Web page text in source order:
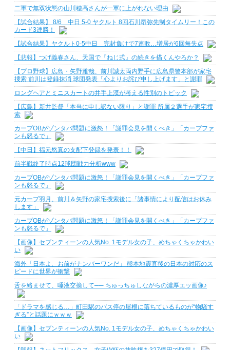
二軍で無双状態の山川穂高さんが一軍に上がれない理由
【試合結果】 8/6 中日 5-0 ヤクルト 8回石川昂弥先制タイムリー！この
カード3連勝！
【試合結果】ヤクルト0-5中日 完封負けで7連敗…増居が6回無失点
【悲報】つげ義春さん、天国で『ねじ式』の続きを描くんやろか？
【プロ野球】広島・矢野雅哉、前川誠太両内野手に広島県警本部が家宅
捜索 前川は登録抹消 球団発表「心よりお詫び申し上げます」と謝罪
ロングヘアとミニスカートの井手上漠が考える性別のトピック
【広島】新井監督「本当に申し訳ない限り」と謝罪 所属２選手が家宅捜
索
カープOBがゾンタバ問題に激怒！「謝罪会見を開くべき」「カープファ
ンも怒るで」
【中日】福元悠真の支配下登録を発表！！
前半戦終了時点12球団戦力分析www
カープOBがゾンタバ問題に激怒！「謝罪会見を開くべき」「カープファ
ンも怒るで」
元カープ羽月、前川＆矢野の家宅捜索後に「諸事情により配信はお休み
します」
カープOBがゾンタバ問題に激怒！「謝罪会見を開くべき」「カープファ
ンも怒るで」
【画像】セブンティーンの人気No. 1モデル女の子、めちゃくちゃかわい
い
海外「日本よ、お前がナンバーワンだ」 熊本地震直後の日本の対応のス
ピードに世界が衝撃
舌を絡ませて、唾液交換して── ちゅっちゅしながらの濃厚エッ画像♪
「ドラマを感じる…」町田駅のバス停の屋根に落ちているものが“物騒す
ぎる”と話題にｗｗｗ
【画像】セブンティーンの人気No. 1モデル女の子、めちゃくちゃかわい
い